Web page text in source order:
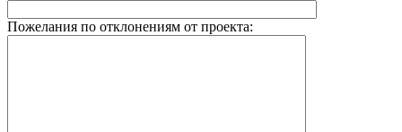
Пожелания по отклонениям от проекта: